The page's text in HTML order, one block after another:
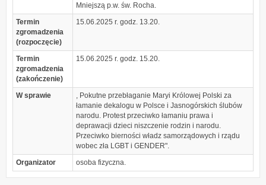
Mniejszą p.w. św. Rocha.
Termin
zgromadzenia
(rozpoczęcie)
15.06.2025 r. godz. 13.20.
Termin
zgromadzenia
(zakończenie)
15.06.2025 r. godz. 15.20.
W sprawie
, Pokutne przebłaganie Maryi Królowej Polski za
łamanie dekalogu w Polsce i Jasnogórskich ślubów
narodu. Protest przeciwko łamaniu prawa i
deprawacji dzieci niszczenie rodzin i narodu.
Przeciwko bierności władz samorządowych i rządu
wobec zła LGBT i GENDER".
Organizator
osoba fizyczna.